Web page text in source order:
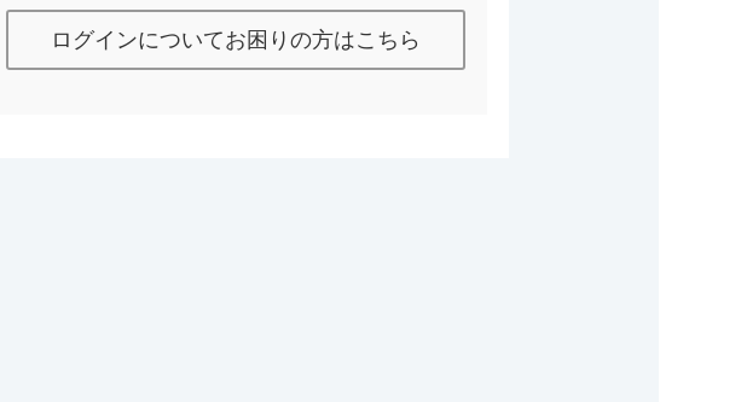
ログインについてお困りの方はこちら